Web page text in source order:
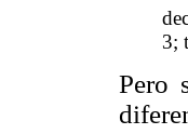
3;
Pero